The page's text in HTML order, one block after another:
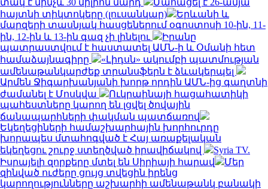
հայտնի տիկտոկերը (լուսանկար)
Երևանի և
մարզերի տասնյակ հասցեներում օգոստոսի 10-ին, 11-
ին, 12-ին և 13-ին գազ չի լինելու
Իրանը
պատրաստվում է հաստատել ԱՄՆ-ի և Օմանի հետ
համաձայնագիրը
«Լիդսն» ակումբի պատմության
ամենաթանկարժեք տրանսֆերն է ձևակերպել
Արմեն Ջիգարխանյանի խորթ որդին ԱՄՆ-ից գաղտնի
ժամանել է Մոսկվա
Ուկրաինայի հացահատիկի
պահեստները կարող են լցվել ծովային
ճանապարհների փակման պատճառով
Եկեղեցիների համաշխարհային խորհուրդը
խորապես մտահոգված է Հայ առաքելական
եկեղեցու շուրջ ստեղծված իրավիճակով
Syria TV.
Իսրայելի զորքերը մտել են Սիրիայի հարավ
Մեր
զինված ուժերը ցույց տվեցին իրենց
կարողությունները աշխարհի ամենաթանկ բանակի